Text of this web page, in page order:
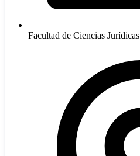
Facultad de Ciencias Jurídicas